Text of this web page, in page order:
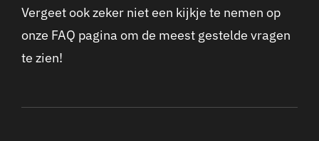
Vergeet ook zeker niet een kijkje te nemen op
onze FAQ pagina om de meest gestelde vragen
te zien!